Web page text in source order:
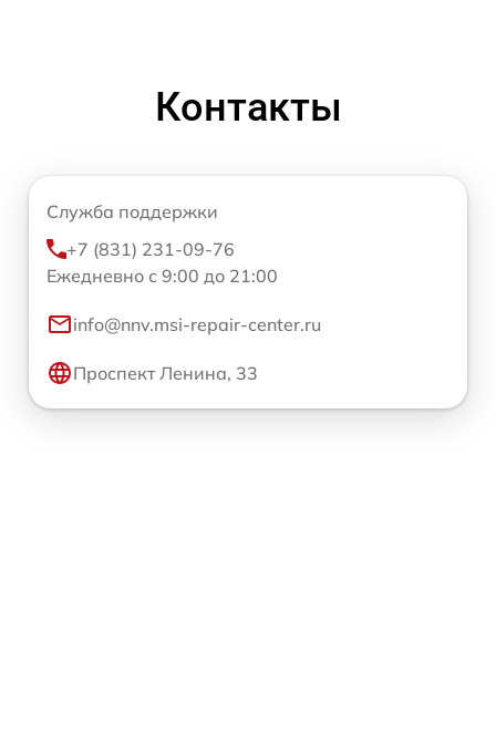
Контакты
Служба поддержки
+7 (831) 231-09-76
Ежедневно с 9:00 до 21:00
info@nnv.msi-repair-center.ru
Проспект Ленина, 33